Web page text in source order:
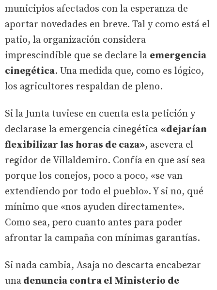
municipios afectados con la esperanza de
aportar novedades en breve. Tal y como está el
patio, la organización considera
imprescindible que se declare la emergencia
cinegética. Una medida que, como es lógico,
los agricultores respaldan de pleno.
Si la Junta tuviese en cuenta esta petición y
declarase la emergencia cinegética «dejarían
flexibilizar las horas de caza», asevera el
regidor de Villaldemiro. Confía en que así sea
porque los conejos, poco a poco, «se van
extendiendo por todo el pueblo». Y si no, qué
mínimo que «nos ayuden directamente».
Como sea, pero cuanto antes para poder
afrontar la campaña con mínimas garantías.
Si nada cambia, Asaja no descarta encabezar
una denuncia contra el Ministerio de